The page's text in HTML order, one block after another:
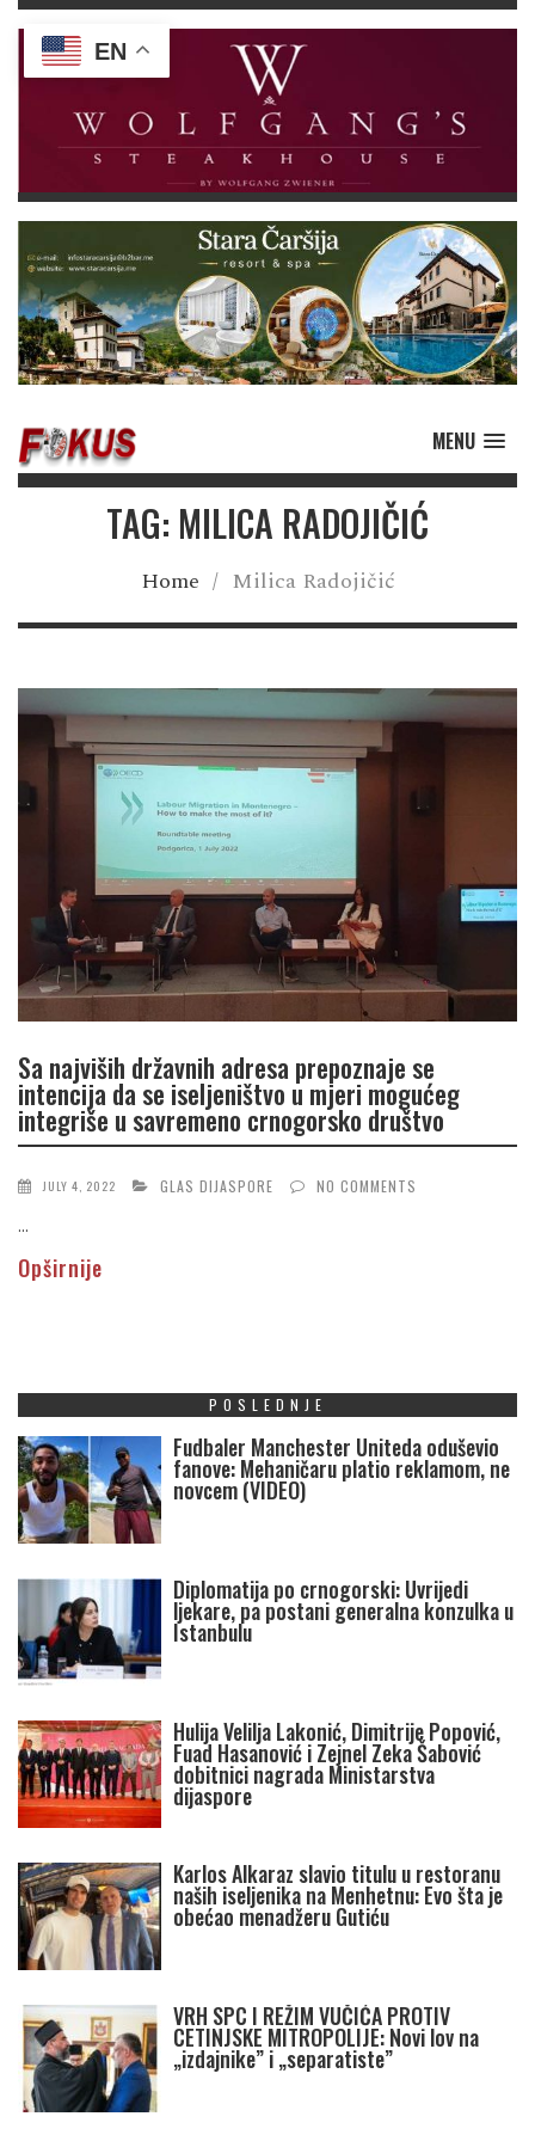
MENU
TAG: MILICA RADOJIČIĆ
Home / Milica Radojičić
Sa najviših državnih adresa prepoznaje se
intencija da se iseljeništvo u mjeri mogućeg
integriše u savremeno crnogorsko društvo
JULY 4, 2022 GLAS DIJASPORE NO COMMENTS
...
Opširnije
POSLEDNJE
Fudbaler Manchester Uniteda oduševio
fanove: Mehaničaru platio reklamom, ne
novcem (VIDEO)
Diplomatija po crnogorski: Uvrijedi
ljekare, pa postani generalna konzulka u
Istanbulu
Hulija Velilja Lakonić, Dimitrije Popović,
Fuad Hasanović i Zejnel Zeka Šabović
dobitnici nagrada Ministarstva
dijaspore
Karlos Alkaraz slavio titulu u restoranu
naših iseljenika na Menhetnu: Evo šta je
obećao menadžeru Gutiću
VRH SPC I REŽIM VUČIĆA PROTIV
CETINJSKE MITROPOLIJE: Novi lov na
„izdajnike” i „separatiste”
EN